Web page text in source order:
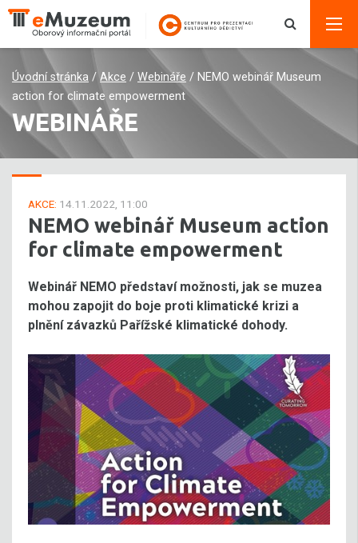
Úvodní stránka / Akce / Webináře / NEMO webinář Museum
action for climate empowerment
WEBINÁŘE
AKCE: 14.11.2022, 11:00
NEMO webinář Museum action
for climate empowerment
Webinář NEMO představí možnosti, jak se muzea
mohou zapojit do boje proti klimatické krizi a
plnění závazků Pařížské klimatické dohody.